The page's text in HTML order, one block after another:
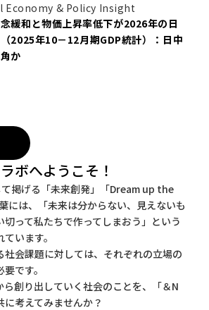
Economy & Policy Insight
緩和と物価上昇率低下が2026年の日
2025年10－12月期GDP統計）：日中
か
ボへようこそ！
掲げる「未来創発」「Dream up the
には、「未来は分からない、見えないも
切って私たちで作ってしまおう」という
います。
社会課題に対しては、それぞれの立場の
です。
ら創り出していく社会のことを、「＆N
考えてみませんか？